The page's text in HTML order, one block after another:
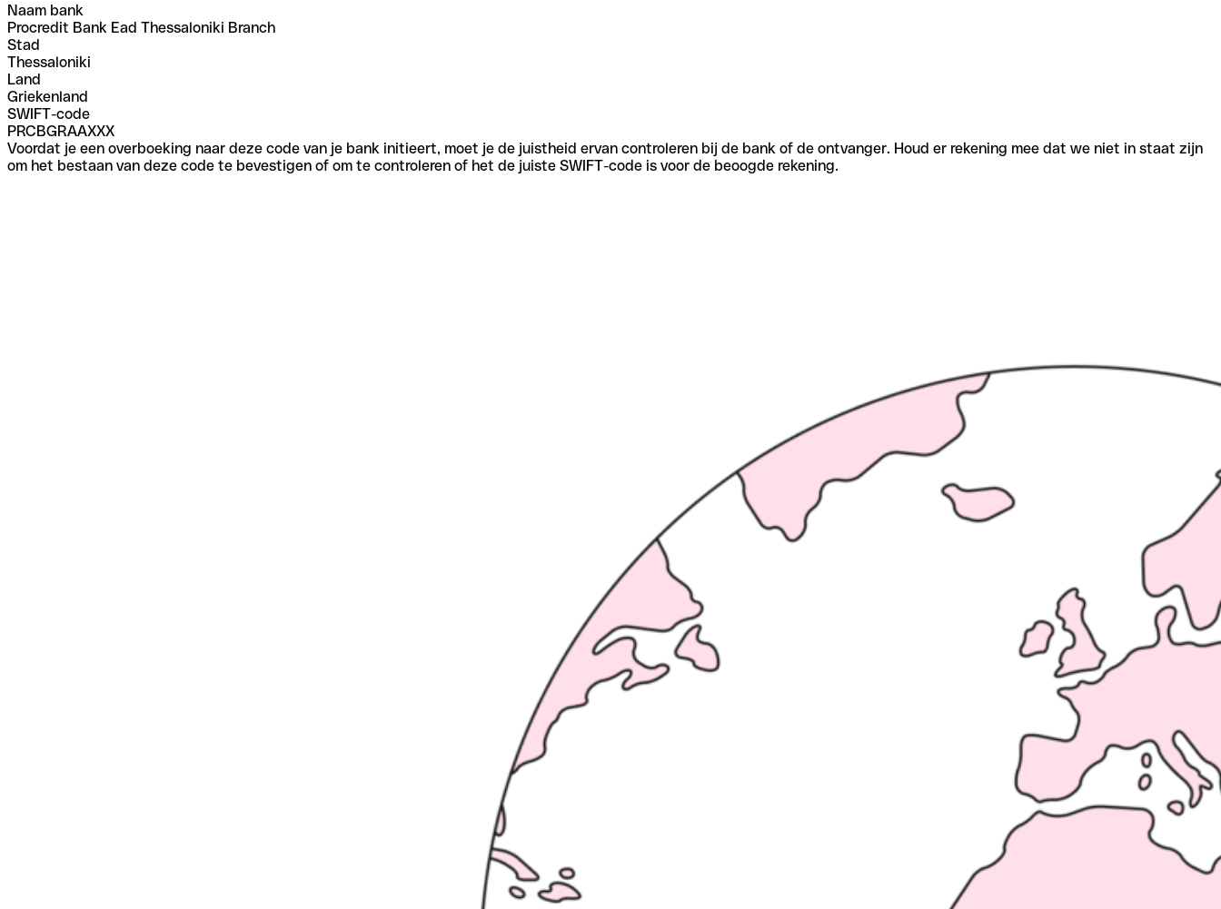
Naam bank
Procredit Bank Ead Thessaloniki Branch
Stad
Thessaloniki
Land
Griekenland
SWIFT-code
PRCBGRAAXXX
Voordat je een overboeking naar deze code van je bank initieert, moet je de juistheid ervan controleren bij de bank of de ontvanger. Houd er rekening mee dat we niet in staat zijn
om het bestaan van deze code te bevestigen of om te controleren of het de juiste SWIFT-code is voor de beoogde rekening.